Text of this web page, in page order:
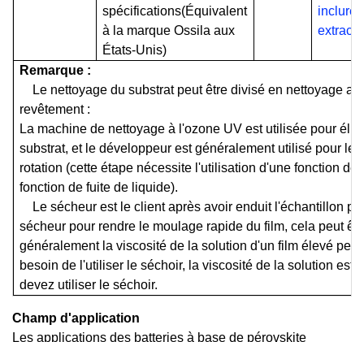
spécifications(Équivalent
à la marque Ossila aux
États-Unis)
Remarque :
Le nettoyage du substrat peut être divisé en nettoyage
revêtement :
La machine de nettoyage à l'ozone UV est utilisée pour
substrat, et le développeur est généralement utilisé pour le
rotation (cette étape nécessite l'utilisation d'une fonction
fonction de fuite de liquide).
Le sécheur est le client après avoir enduit l'échantillon
sécheur pour rendre le moulage rapide du film, cela peut
généralement la viscosité de la solution d'un film élevé
besoin de l'utiliser le séchoir, la viscosité de la solution est
devez utiliser le séchoir.
Champ d'application
Les applications des batteries à base de pérovskite